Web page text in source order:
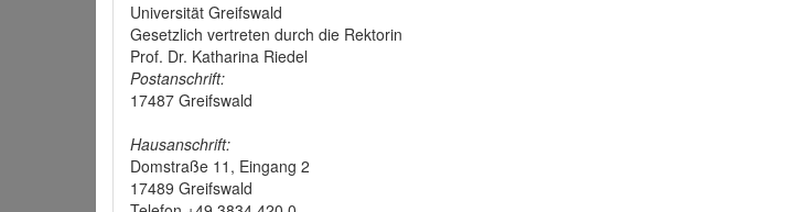
Universität Greifswald
Gesetzlich vertreten durch die Rektorin
Prof. Dr. Katharina Riedel
Postanschrift:
17487 Greifswald
Hausanschrift:
Domstraße 11, Eingang 2
17489 Greifswald